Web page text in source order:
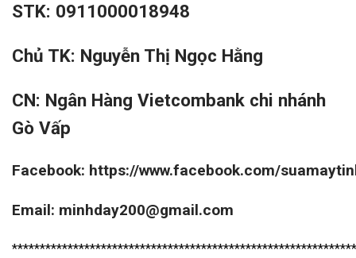
STK: 0911000018948
Chủ TK: Nguyễn Thị Ngọc Hằng
CN: Ngân Hàng Vietcombank chi nhánh
Gò Vấp
Facebook: https://www.facebook.com/
Email: minhday200@gmail.com